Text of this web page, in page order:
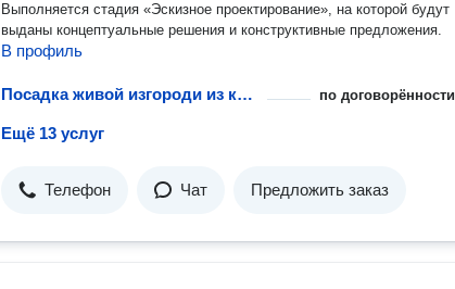
Выполняется стадия «Эскизное проектирование», на которой будут
выданы концептуальные решения и конструктивные предложения.
В профиль
Посадка живой изгороди из кустарника по договорённости
Ещё 13 услуг
Телефон Чат Предложить заказ